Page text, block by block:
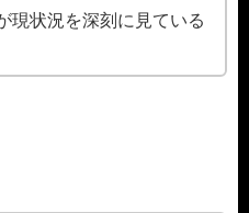
現状況を深刻に見ている